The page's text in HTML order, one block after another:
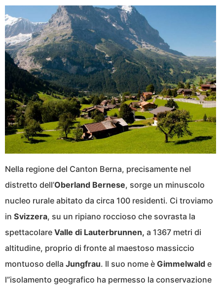
Nella regione del Canton Berna, precisamente nel
distretto dell’Oberland Bernese, sorge un minuscolo
nucleo rurale abitato da circa 100 residenti. Ci troviamo
in Svizzera, su un ripiano roccioso che sovrasta la
spettacolare Valle di Lauterbrunnen, a 1367 metri di
altitudine, proprio di fronte al maestoso massiccio
montuoso della Jungfrau. Il suo nome è Gimmelwald e
l”isolamento geografico ha permesso la conservazione